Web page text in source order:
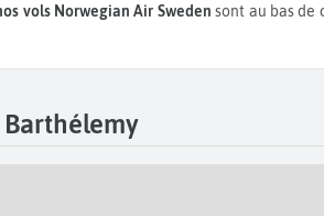
vols Norwegian Air Sweden sont au bas de